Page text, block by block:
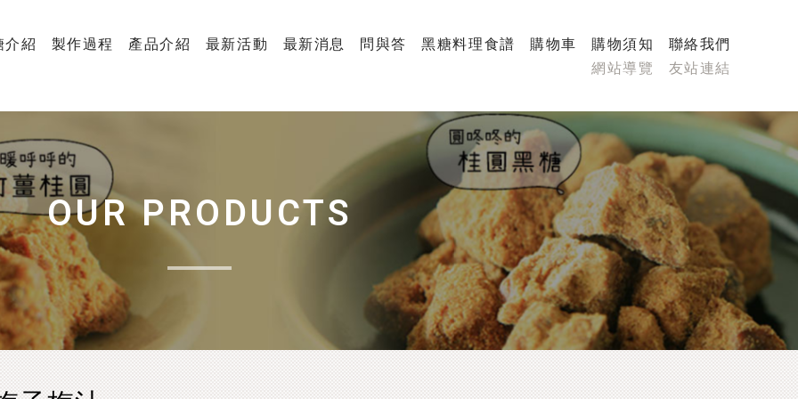
介紹 製作過程 產品介紹 最新活動 最新消息 問與答 黑糖料理食譜 購物車 購物須知
聯絡我們
網站導覽
友站連結
OUR PRODUCTS